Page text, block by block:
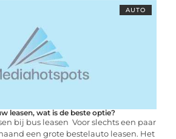
AUTO
leasen, wat is de beste optie?
bij bus leasen Voor slechts een paar
een grote bestelauto leasen. Het